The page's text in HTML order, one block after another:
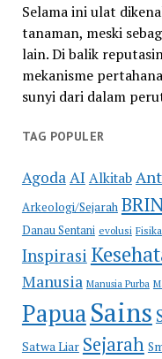
Selama ini ulat
tanaman, meski
lain. Di balik
mekanisme
sunyi dari dalam
TAG POPULER
AgodaAI Alkitab
Arkeologi/Sejarah
Danau Sentani evolusi Fisika
Inspirasi
Manusia Manusia Purba
PapuaSains
Satwa Liar Sejarah